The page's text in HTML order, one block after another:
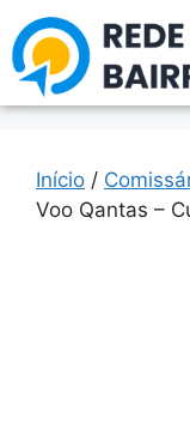
Início /
Voo Qantas –